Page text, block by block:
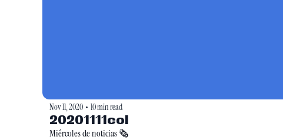
Nov 11, 2020 • 10 min read
20201111col
Miércoles de noticias 🗞